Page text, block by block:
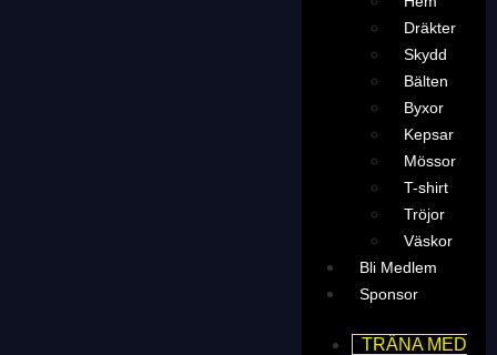
Dräkter
Skydd
Bälten
Byxor
Kepsar
Mössor
T-shirt
Tröjor
Väskor
Bli Medlem
Sponsor
TRÄNA MED